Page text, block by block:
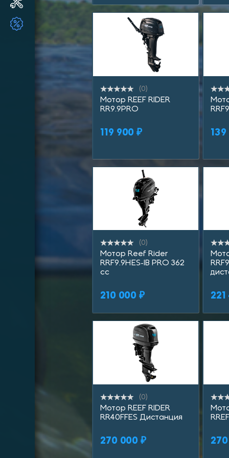
(0)
Мотор REEF RIDER
RR9.9PRO
119 900 ₽
(0)
Мотор Reef Rider
RRF9.9HES-IB PRO 362
сс
210 000 ₽
(0)
Мотор REEF RIDER
RR40FFES Дистанция
270 000 ₽
Ремонт и ТО ПЛМ
ТОВАРЫ ПО АКЦИИ!!